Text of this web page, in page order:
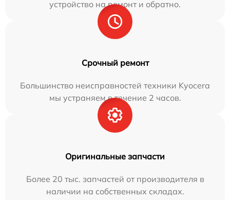
устройство на ремонт и обратно.
Срочный ремонт
Большинство неисправностей техники Kyocera
мы устраняем в течение 2 часов.
Оригинальные запчасти
Более 20 тыс. запчастей от производителя в
наличии на собственных складах.